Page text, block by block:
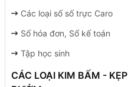
Các loại số số trực Caro
Số hóa đơn, Sổ kế toán
Tập học sinh
CÁC LOẠI KIM BẤM - KẸP